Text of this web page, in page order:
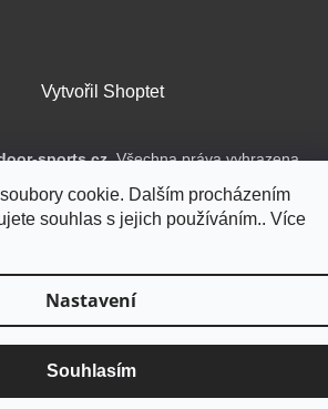
cookie. Dalším procházením
souhlas s jejich používáním.. Více
Nastavení
Souhlasím
Vytvořil Shoptet
sports.cz. Všechna práva vyhrazena.